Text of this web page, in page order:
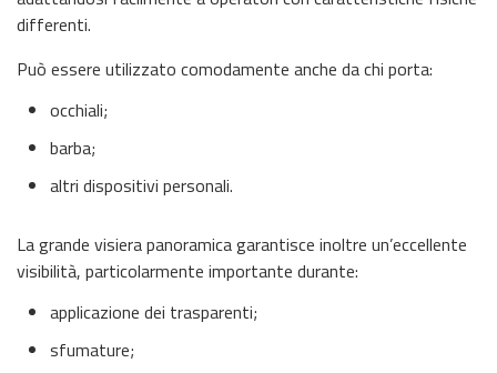
differenti.
Può essere utilizzato comodamente anche da chi porta:
occhiali;
barba;
altri dispositivi personali.
La grande visiera panoramica garantisce inoltre un’eccellente
visibilità, particolarmente importante durante:
applicazione dei trasparenti;
sfumature;